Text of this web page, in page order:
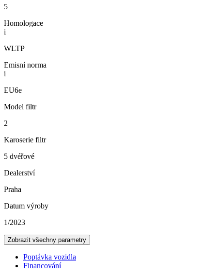
5
Homologace
i
WLTP
Emisní norma
i
EU6e
Model filtr
2
Karoserie filtr
5 dvéřové
Dealerství
Praha
Datum výroby
1/2023
Zobrazit všechny parametry
Poptávka vozidla
Financování